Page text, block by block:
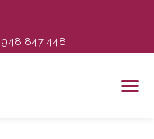
948 847 448